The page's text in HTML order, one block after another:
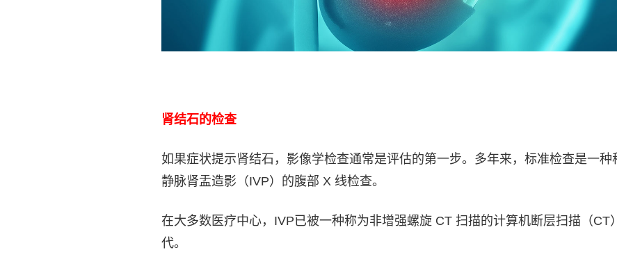
肾结石的检查
如果症状提示肾结石，影像学检查通常是评估的第一步。多年来，标准检查是一种
静脉肾盂造影（IVP）的腹部 X 线检查。
在大多数医疗中心，IVP已被一种称为非增强螺旋 CT 扫描的计算机断层扫描（CT
代。